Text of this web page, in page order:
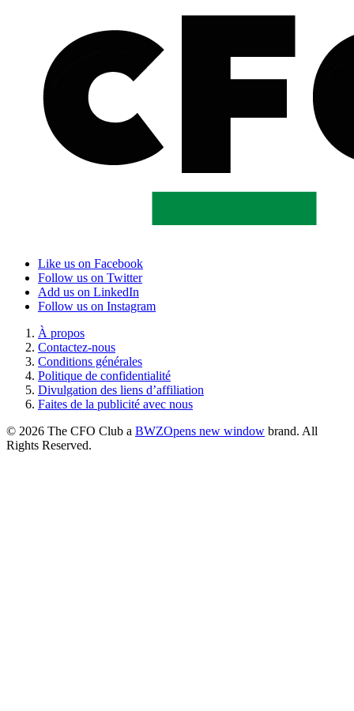
Like us on Facebook
Follow us on Twitter
Add us on LinkedIn
Follow us on Instagram
À propos
Contactez-nous
Conditions générales
Politique de confidentialité
Divulgation des liens d’affiliation
Faites de la publicité avec nous
© 2026 The CFO Club a BWZOpens new window brand. All
Rights Reserved.